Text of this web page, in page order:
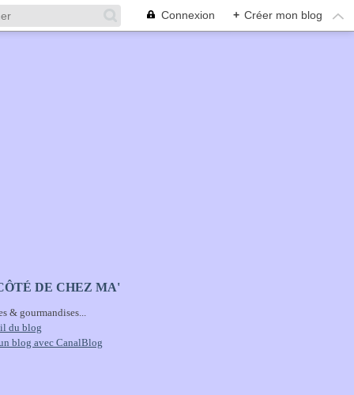
Connexion + Créer mon blog
DE CHEZ MA'
& gourmandises...
du blog
blog avec CanalBlog